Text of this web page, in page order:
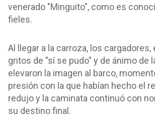
venerado "Minguito", como es
fieles.
Al llegar a la carroza, los
gritos de "sí se pudo" y de ánimo de
elevaron la imagen al barco,
presión con la que habían hecho el
redujo y la caminata continuó con
su destino final.